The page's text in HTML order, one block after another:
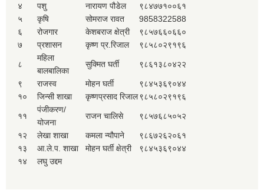
४
पशु नारायण पौडेल
९८४७७१००६१
५
कृषि सोमराज रावत
9858322588
६
रोजगार केशबराज क्षेत्री
९८५७६६०६६०
७
प्रशासन कृष्ण प्र.रिजाल ९८५८०२९१९६
८
महिला
बालबालिका
सुक्मित घर्ती ९८६१३८०४२२
९ राजस्व मोहन घर्ती
९८४५३६९०४४
१०
जिन्सी शाखा कृष्णप्रसाद रिजाल९८५८०२९१९६
११
पंजीकरण/
योजना
राजन चालिसे ९८५७६८५०५२
१२ लेखा शाखा कमला न्यौपाने
९८६७२६२०६१
१३
आ.ले.प. शाखा मोहन घर्ती क्षेत्री
९८४५३६९०४४
१४
लघु उद्दम